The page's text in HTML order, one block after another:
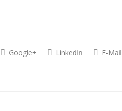
Google+ LinkedIn E-Mail